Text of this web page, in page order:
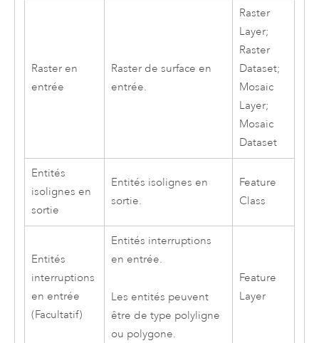
Raster en
entrée
Raster de surface en
entrée.
Raster
Layer;
Raster
Dataset;
Mosaic
Layer;
Mosaic
Dataset
Entités
isolignes en
sortie
Entités isolignes en
sortie.
Feature
Class
Entités
interruptions
en entrée
(Facultatif)
Entités interruptions
en entrée.
Les entités peuvent
être de type polyligne
ou polygone.
Feature
Layer